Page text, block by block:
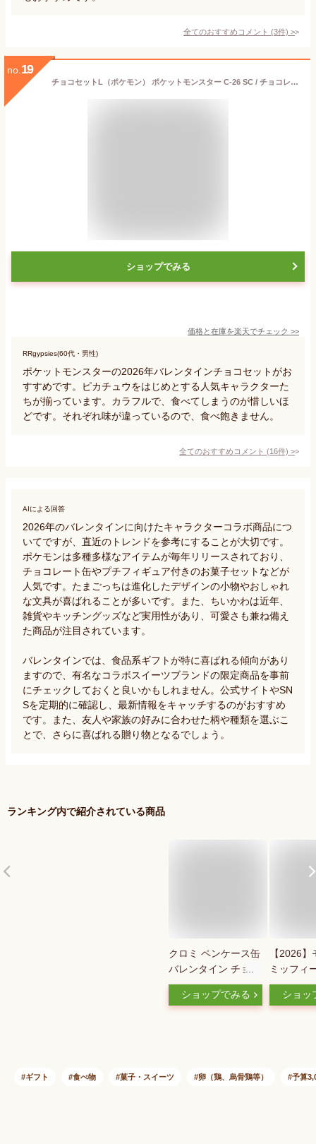
全てのおすすめコメント (3件) >
no. 19
チョコセットL（ポケモン） ポケットモンスター C-26 SC / チョコレート かわいい お菓子 プレゼント JGS プレゼント
ショップでみる
価格と在庫を楽天でチェック >>
RRgypsies(60代・男性)
ポケットモンスターの2026年バレンタインチョコセットがお
すすめです。ピカチュウをはじめとする人気キャラクターた
ちが揃っています。カラフルで、食べてしまうのが惜しいほ
どです。それぞれ味が違っているので、食べ飽きません。
全てのおすすめコメント (16件) >
AIによる回答
2026年のバレンタインに向けたキャラクターコラボ商品につ
いてですが、直近のトレンドを参考にすることが大切です。
ポケモンは多種多様なアイテムが毎年リリースされており、
チョコレート缶やプチフィギュア付きのお菓子セットなどが
人気です。たまごっちは進化したデザインの小物やおしゃれ
な文具が喜ばれることが多いです。また、ちいかわは近年、
雑貨やキッチングッズなど実用性があり、可愛さも兼ね備え
た商品が注目されています。
バレンタインでは、食品系ギフトが特に喜ばれる傾向があり
ますので、有名なコラボスイーツブランドの限定商品を事前
にチェックしておくと良いかもしれません。公式サイトやSN
Sを定期的に確認し、最新情報をキャッチするのがおすすめ
です。また、友人や家族の好みに合わせた柄や種類を選ぶこ
とで、さらに喜ばれる贈り物となるでしょう。
ランキング内で紹介されている商品
クロミ ペンケース缶
バレンタイン チョコ
レート サンリオ ゴ
ンチャロフ 42g（10
ショップでみる
【2026
ミッフィ
チョコレ
《ホワイ
ショッ
ギフト 食べ物 菓子・スイーツ 卵（鶏、烏骨鶏等） 予算